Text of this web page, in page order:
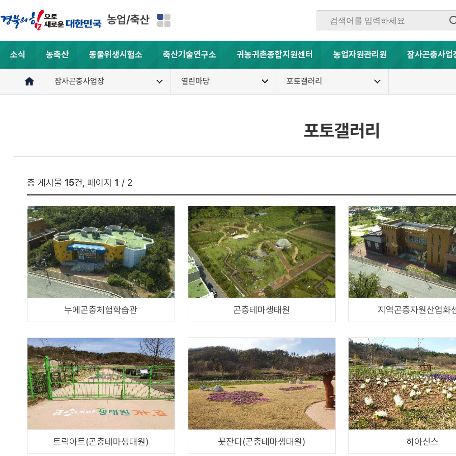
농업/축산
소식 농축산 동물위생시험소 축산기술연구소 귀농귀촌종합지원센터 농업자원관리원 잠사곤충사업
잠사곤충사업장 열린마당 포토갤러리
포토갤러리
총 게시물 15건, 페이지 1 / 2
누에곤충체험학습관 곤충테마생태원 지역곤충자원산업화
트릭아트(곤충테마생태원) 꽃잔디(곤충테마생태원) 히아신스